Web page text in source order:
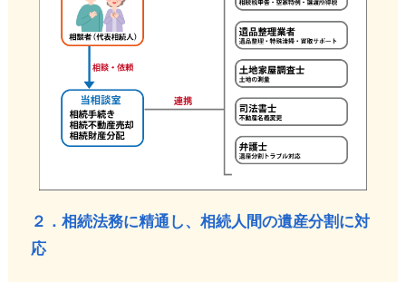
２．相続法務に精通し、相続人間の遺産分割に対
応